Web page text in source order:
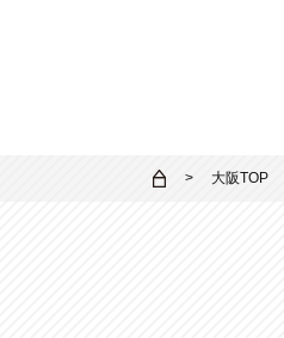
大阪TOP